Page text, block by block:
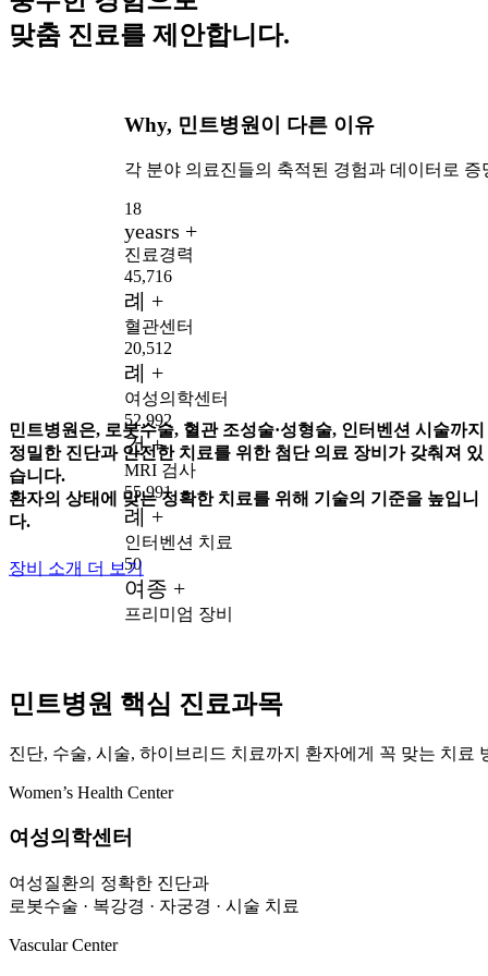
맞춤 진료를 제안합니다.
Why, 민트병원이 다른 이유
각 분야 의료진들의 축적된 경험과 데이터로 증
18
yeasrs +
진료경력
45,716
례 +
혈관센터
20,512
례 +
여성의학센터
52,992
건 +
MRI 검사
55,991
례 +
인터벤션 치료
50
여종 +
프리미엄 장비
민트병원 핵심 진료과목
진단, 수술, 시술, 하이브리드 치료까지 환자에게 꼭 맞는 치료
Women’s Health Center
여성의학센터
여성질환의 정확한 진단과
로봇수술 · 복강경 · 자궁경 · 시술 치료
Vascular Center
민트병원은, 로봇수술, 혈관 조성술·성형술, 인터벤션 시술까지
정밀한 진단과 안전한 치료를 위한 첨단 의료 장비가 갖춰져 있
습니다.
환자의 상태에 맞는 정확한 치료를 위해 기술의 기준을 높입니
다.
장비 소개 더 보기